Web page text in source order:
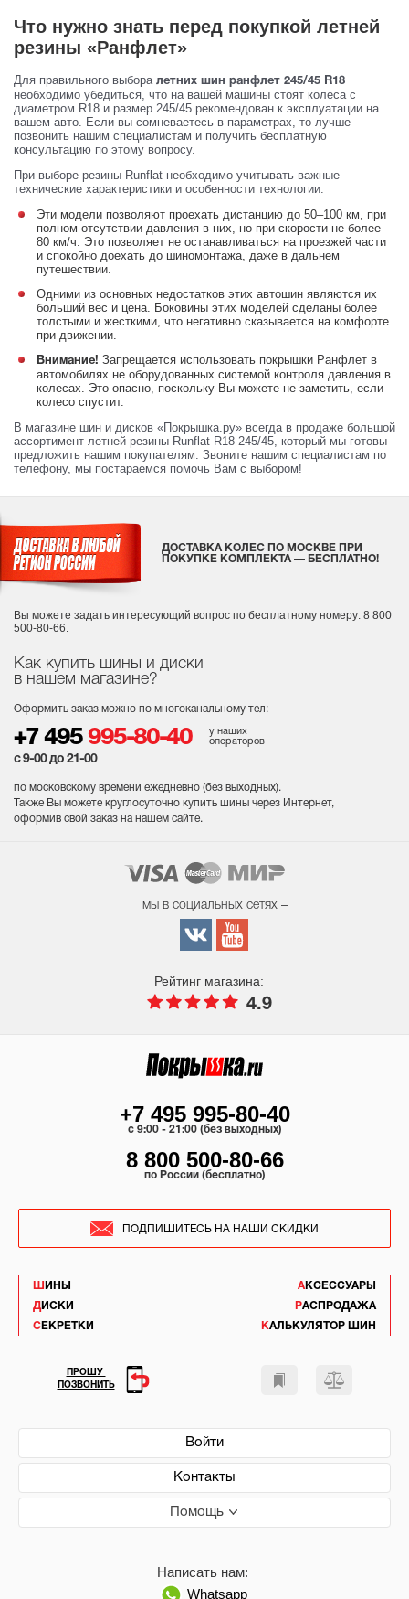
Что нужно знать перед покупкой летней
резины «Ранфлет»
Для правильного выбора летних шин ранфлет 245/45 R18
необходимо убедиться, что на вашей машины стоят колеса с
диаметром R18 и размер 245/45 рекомендован к эксплуатации на
вашем авто. Если вы сомневаетесь в параметрах, то лучше
позвонить нашим специалистам и получить бесплатную
консультацию по этому вопросу.
При выборе резины Runflat необходимо учитывать важные
технические характеристики и особенности технологии:
Эти модели позволяют проехать дистанцию до 50–100 км, при
полном отсутствии давления в них, но при скорости не более
80 км/ч. Это позволяет не останавливаться на проезжей части
и спокойно доехать до шиномонтажа, даже в дальнем
путешествии.
Одними из основных недостатков этих автошин являются их
больший вес и цена. Боковины этих моделей сделаны более
толстыми и жесткими, что негативно сказывается на комфорте
при движении.
Внимание! Запрещается использовать покрышки Ранфлет в
автомобилях не оборудованных системой контроля давления в
колесах. Это опасно, поскольку Вы можете не заметить, если
колесо спустит.
В магазине шин и дисков «Покрышка.ру» всегда в продаже большой
ассортимент летней резины Runflat R18 245/45, который мы готовы
предложить нашим покупателям. Звоните нашим специалистам по
телефону, мы постараемся помочь Вам с выбором!
Как купить шины и диски
в нашем магазине?
Оформить заказ можно по многоканальному тел:
+7 495 995-80-40
у наших
операторов
с 9-00 до 21-00
по московскому времени ежедневно (без выходных).
Также Вы можете круглосуточно купить шины через Интернет,
оформив свой заказ на нашем сайте.
ДОСТАВКА КОЛЕС ПО МОСКВЕ ПРИ
ПОКУПКЕ КОМПЛЕКТА — БЕСПЛАТНО!
Вы можете задать интересующий вопрос по бесплатному номеру: 8 800
500-80-66.
мы в социальных сетях –
Рейтинг магазина:
4.9
ШИНЫ
ДИСКИ
СЕКРЕТКИ
АКСЕССУАРЫ
РАСПРОДАЖА
КАЛЬКУЛЯТОР ШИН
Войти
Контакты
Помощь
Написать нам:
Whatsapp
+7 495 995-80-40
c 9:00 - 21:00 (без выходных)
8 800 500-80-66
по России (бесплатно)
ПОДПИШИТЕСЬ НА НАШИ СКИДКИ
ПРОШУ
ПОЗВОНИТЬ